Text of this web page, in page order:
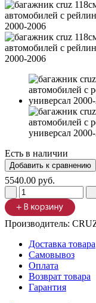
Есть в наличии
5540.00 руб.
Производитель:
Доставка товара
Самовывоз
Оплата
Возврат товара
Гарантия